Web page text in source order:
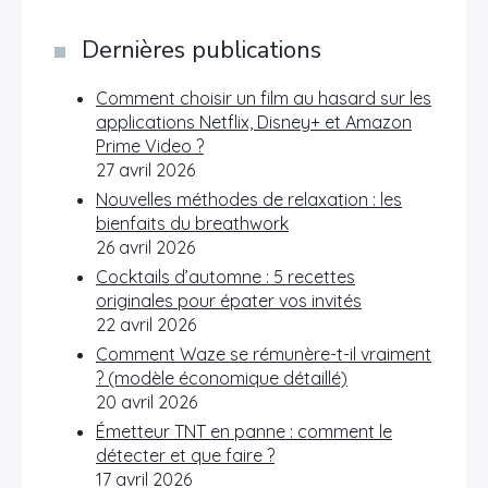
Dernières publications
Comment choisir un film au hasard sur les
applications Netflix, Disney+ et Amazon
Prime Video ?
27 avril 2026
Nouvelles méthodes de relaxation : les
bienfaits du breathwork
26 avril 2026
Cocktails d’automne : 5 recettes
originales pour épater vos invités
22 avril 2026
Comment Waze se rémunère-t-il vraiment
? (modèle économique détaillé)
20 avril 2026
Émetteur TNT en panne : comment le
détecter et que faire ?
17 avril 2026